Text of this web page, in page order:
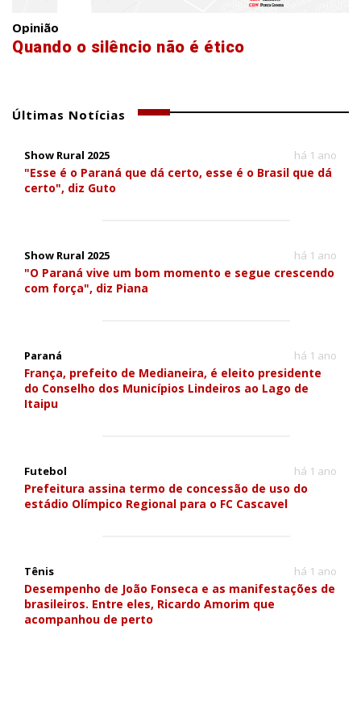
Opinião
Quando o silêncio não é ético
Últimas Notícias
Show Rural 2025 há 1 ano
"Esse é o Paraná que dá certo, esse é o Brasil que dá
certo", diz Guto
Show Rural 2025 há 1 ano
"O Paraná vive um bom momento e segue crescendo
com força", diz Piana
Paraná há 1 ano
França, prefeito de Medianeira, é eleito presidente
do Conselho dos Municípios Lindeiros ao Lago de
Itaipu
Futebol há 1 ano
Prefeitura assina termo de concessão de uso do
estádio Olímpico Regional para o FC Cascavel
Tênis há 1 ano
Desempenho de João Fonseca e as manifestações de
brasileiros. Entre eles, Ricardo Amorim que
acompanhou de perto